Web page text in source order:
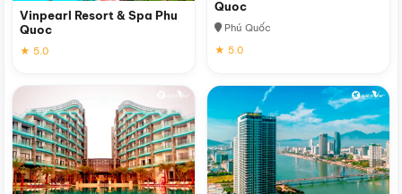
Vinpearl Resort & Spa Phu
Quoc
★ 5.0
Quoc
Phú Quốc
★ 5.0